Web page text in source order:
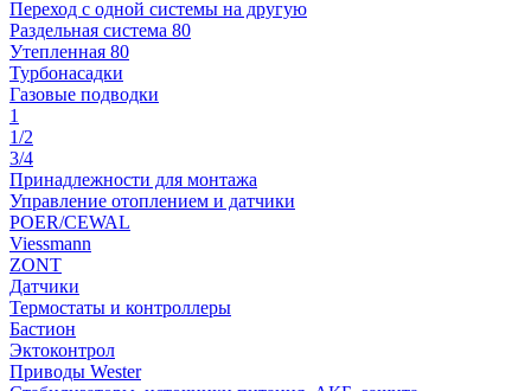
Переход с одной системы на другую
Раздельная система 80
Утепленная 80
Турбонасадки
Газовые подводки
1
1/2
3/4
Принадлежности для монтажа
Управление отоплением и датчики
POER/CEWAL
Viessmann
ZONT
Датчики
Термостаты и контроллеры
Бастион
Эктоконтрол
Приводы Wester